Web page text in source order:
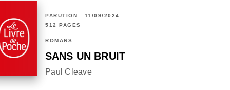
PARUTION : 11/09/2024
512 PAGES
ROMANS
SANS UN BRUIT
Paul Cleave